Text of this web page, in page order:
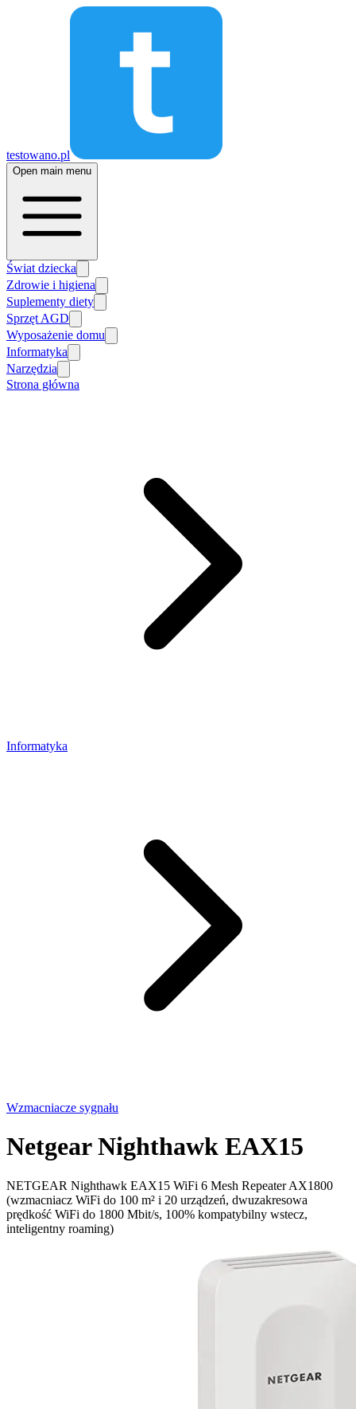
testowano.pl
Open main menu
Świat dziecka
Zdrowie i higiena
Suplementy diety
Sprzęt AGD
Wyposażenie domu
Informatyka
Narzędzia
Strona główna
Informatyka
Wzmacniacze sygnału
Netgear Nighthawk EAX15
NETGEAR Nighthawk EAX15 WiFi 6 Mesh Repeater AX1800
(wzmacniacz WiFi do 100 m² i 20 urządzeń, dwuzakresowa
prędkość WiFi do 1800 Mbit/s, 100% kompatybilny wstecz,
inteligentny roaming)